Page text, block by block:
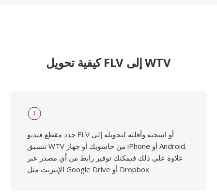
كيفية تحويل FLV إلى WTV
1
حدد مقطع فيديو FLV أو اسحبه وأفلته لتحويله إلى
تنسيق WTV من حاسوبك أو جهاز iPhone أو Android.
علاوة على ذلك فيمكنك توفير رابط من أي مصدر عبر
الإنترنت مثل Google Drive أو Dropbox.